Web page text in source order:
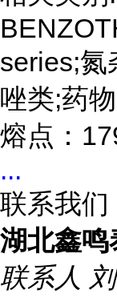
series;氮
唑类;药
熔点：
...
联系我们
湖北鑫鸣
联系人